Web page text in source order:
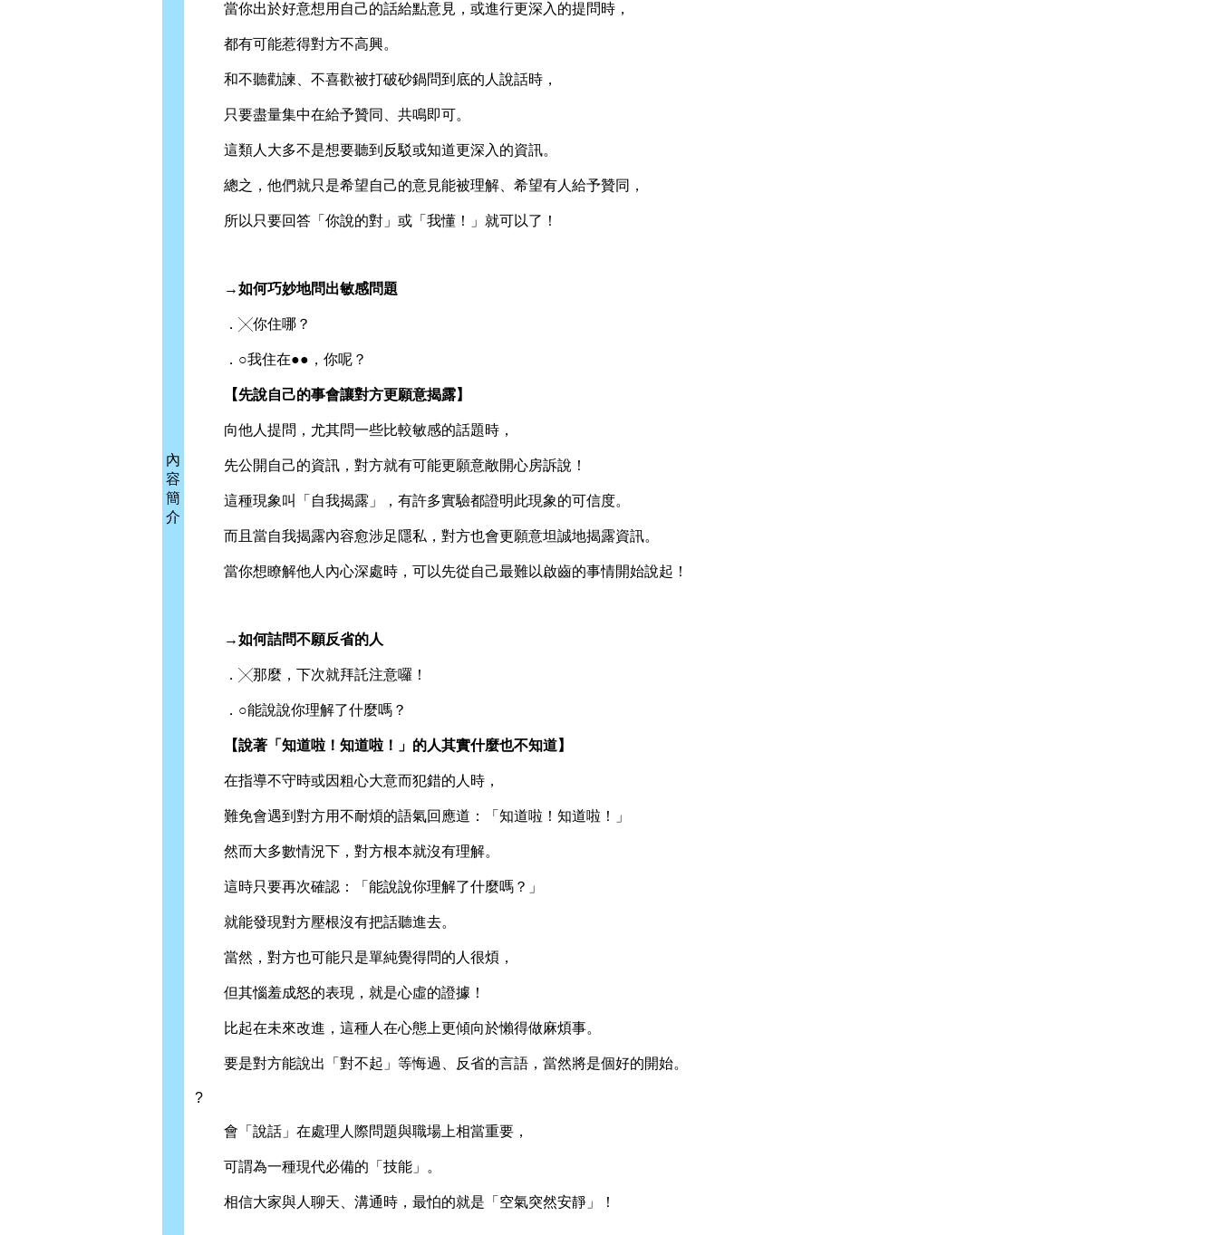
內
容
簡
介
當你出於好意想用自己的話給點意見，或進行更深入的提問時，
都有可能惹得對方不高興。
和不聽勸諫、不喜歡被打破砂鍋問到底的人說話時，
只要盡量集中在給予贊同、共鳴即可。
這類人大多不是想要聽到反駁或知道更深入的資訊。
總之，他們就只是希望自己的意見能被理解、希望有人給予贊同，
所以只要回答「你說的對」或「我懂！」就可以了！
→如何巧妙地問出敏感問題
．╳你住哪？
．○我住在●●，你呢？
【先說自己的事會讓對方更願意揭露】
向他人提問，尤其問一些比較敏感的話題時，
先公開自己的資訊，對方就有可能更願意敞開心房訴說！
這種現象叫「自我揭露」，有許多實驗都證明此現象的可信度。
而且當自我揭露內容愈涉足隱私，對方也會更願意坦誠地揭露資訊。
當你想瞭解他人內心深處時，可以先從自己最難以啟齒的事情開始說起！
→如何詰問不願反省的人
．╳那麼，下次就拜託注意囉！
．○能說說你理解了什麼嗎？
【說著「知道啦！知道啦！」的人其實什麼也不知道】
在指導不守時或因粗心大意而犯錯的人時，
難免會遇到對方用不耐煩的語氣回應道：「知道啦！知道啦！」
然而大多數情況下，對方根本就沒有理解。
這時只要再次確認：「能說說你理解了什麼嗎？」
就能發現對方壓根沒有把話聽進去。
當然，對方也可能只是單純覺得問的人很煩，
但其惱羞成怒的表現，就是心虛的證據！
比起在未來改進，這種人在心態上更傾向於懶得做麻煩事。
要是對方能說出「對不起」等悔過、反省的言語，當然將是個好的開始。
?
會「說話」在處理人際問題與職場上相當重要，
可謂為一種現代必備的「技能」。
相信大家與人聊天、溝通時，最怕的就是「空氣突然安靜」！